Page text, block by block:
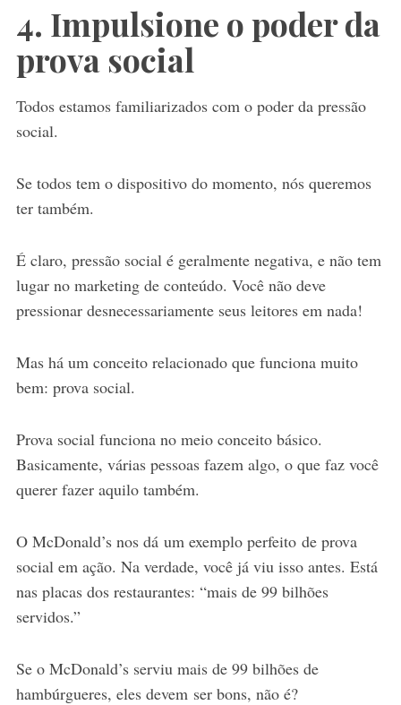
4. Impulsione o poder da
prova social
Todos estamos familiarizados com o poder da pressão
social.
Se todos tem o dispositivo do momento, nós queremos
ter também.
É claro, pressão social é geralmente negativa, e não tem
lugar no marketing de conteúdo. Você não deve
pressionar desnecessariamente seus leitores em nada!
Mas há um conceito relacionado que funciona muito
bem: prova social.
Prova social funciona no meio conceito básico.
Basicamente, várias pessoas fazem algo, o que faz você
querer fazer aquilo também.
O McDonald’s nos dá um exemplo perfeito de prova
social em ação. Na verdade, você já viu isso antes. Está
nas placas dos restaurantes: “mais de 99 bilhões
servidos.”
Se o McDonald’s serviu mais de 99 bilhões de
hambúrgueres, eles devem ser bons, não é?